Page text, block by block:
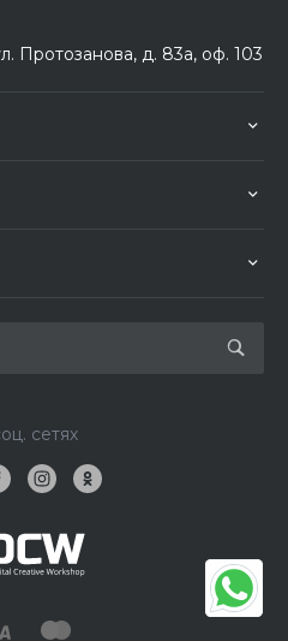
Протозанова, д. 83а, оф. 103
сетях